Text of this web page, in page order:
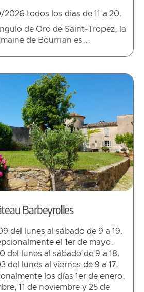
2026 todos los dias de 11 a 20.
de Oro de Saint-Tropez, la
de Bourrian es...
Barbeyrolles
del lunes al sábado de 9 a 19.
el 1er de mayo.
del lunes al sábado de 9 a 18.
del lunes al viernes de 9 a 17.
los días 1er de enero,
11 de noviembre y 25 de